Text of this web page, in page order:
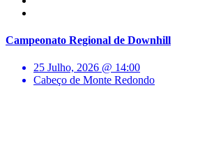
Campeonato Regional de Downhill
25 Julho, 2026 @ 14:00
Cabeço de Monte Redondo